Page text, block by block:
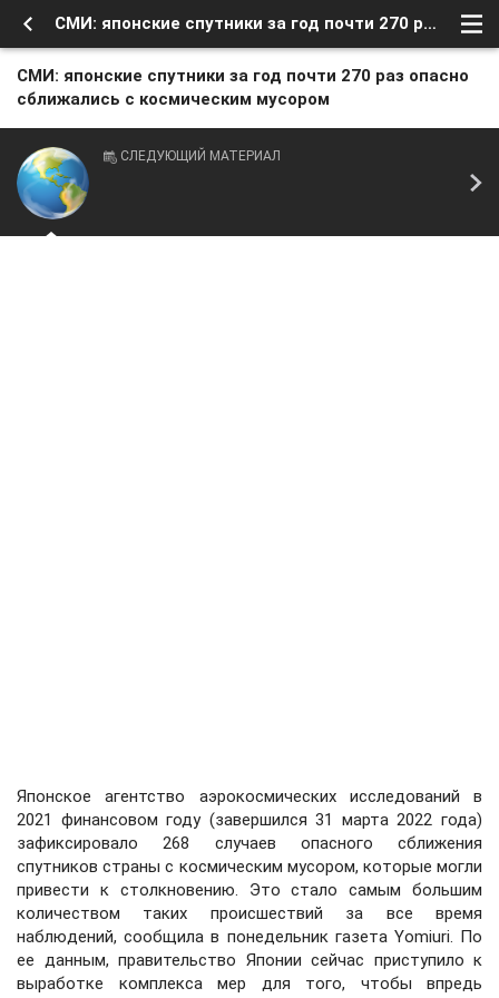
СМИ: японские спутники за год почти 270 раз опасно сближались с космическим мусором
СМИ: японские спутники за год почти 270 раз опасно
сближались с космическим мусором
СЛЕДУЮЩИЙ МАТЕРИАЛ
Японское агентство аэрокосмических исследований в
2021 финансовом году (завершился 31 марта 2022 года)
зафиксировало 268 случаев опасного сближения
спутников страны с космическим мусором, которые могли
привести к столкновению. Это стало самым большим
количеством таких происшествий за все время
наблюдений, сообщила в понедельник газета Yomiuri. По
ее данным, правительство Японии сейчас приступило к
выработке комплекса мер для того, чтобы впредь